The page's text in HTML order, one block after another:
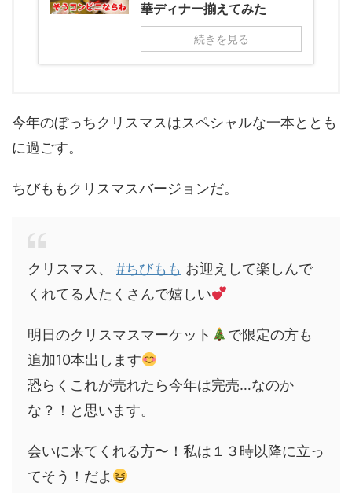
華ディナー揃えてみた
続きを見る
今年のぼっちクリスマスはスペシャルな一本ととも
に過ごす。
ちびももクリスマスバージョンだ。
クリスマス、 #ちびもも お迎えして楽しんで
くれてる人たくさんで嬉しい
明日のクリスマスマーケット
で限定の方も
追加10本出します
恐らくこれが売れたら今年は完売…なのか
な？！と思います。
会いに来てくれる方〜！私は１３時以降に立っ
てそう！だよ